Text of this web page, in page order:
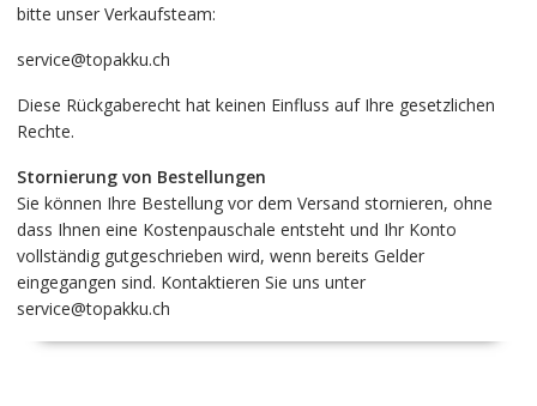
bitte unser Verkaufsteam:
service@topakku.ch
Diese Rückgaberecht hat keinen Einfluss auf Ihre gesetzlichen
Rechte.
Stornierung von Bestellungen
Sie können Ihre Bestellung vor dem Versand stornieren, ohne
dass Ihnen eine Kostenpauschale entsteht und Ihr Konto
vollständig gutgeschrieben wird, wenn bereits Gelder
eingegangen sind. Kontaktieren Sie uns unter
service@topakku.ch